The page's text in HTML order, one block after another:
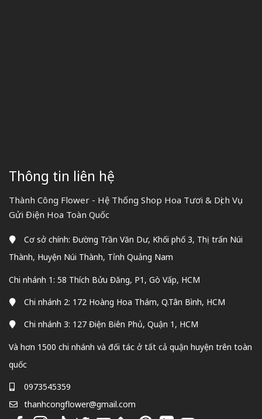
Thông tin liên hệ
Thành Công Flower - Hệ Thống Shop Hoa Tươi & Dịch Vụ
Gửi Điện Hoa Toàn Quốc
Cơ sở chính: Đường Trần Văn Dư, Khối phố 3, Thị trấn Núi
Thành, Huyện Núi Thành, Tỉnh Quảng Nam
Chi nhánh 1: 58 Thích Bửu Đăng, P1, Gò Vấp, HCM
Chi nhánh 2: 172 Hoàng Hoa Thám, Q.Tân Bình, HCM
Chi nhánh 3: 127 Điện Biên Phủ, Quận 1, HCM
Và hơn 1500 chi nhánh và đối tác ở tất cả quận huyện trên toàn
quốc
0973545359
thanhcongflower@gmail.com